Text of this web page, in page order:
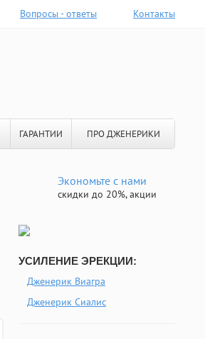
Вопросы - ответы Контакты
ГАРАНТИИ ПРО ДЖЕНЕРИКИ
Экономьте с нами
скидки до 20%, акции
УСИЛЕНИЕ ЭРЕКЦИИ:
Дженерик Виагра
Дженерик Сиалис